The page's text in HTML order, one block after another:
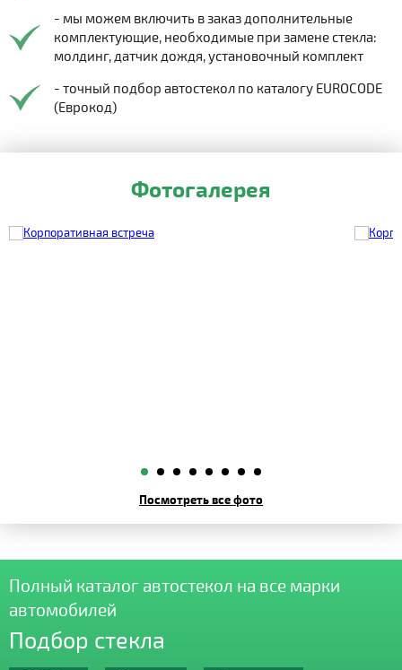
- мы можем включить в заказ дополнительные
комплектующие, необходимые при замене стекла:
молдинг, датчик дождя, установочный комплект
- точный подбор автостекол по каталогу EUROCODE
(Еврокод)
Фотогалерея
Посмотреть все фото
Полный каталог автостекол на все марки
автомобилей
Подбор стекла